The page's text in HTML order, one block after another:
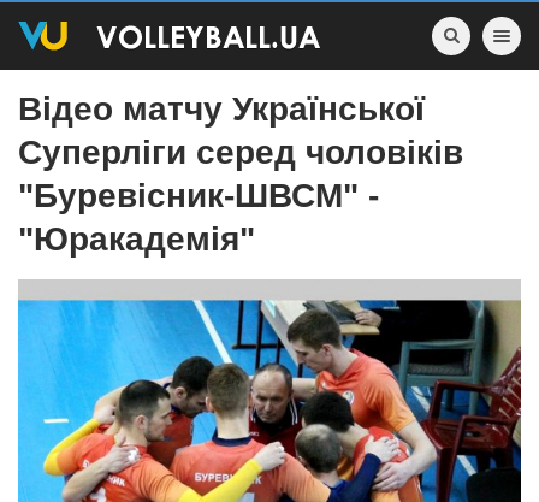
Toggle
Відео матчу Української
Суперліги серед чоловіків
"Буревісник-ШВСМ" -
"Юракадемія"